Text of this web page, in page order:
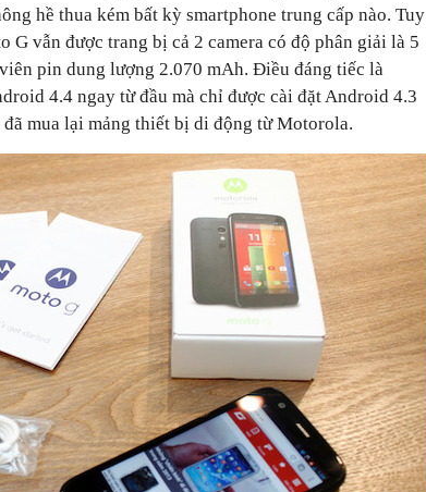
hề thua kém bất kỳ smartphone trung cấp nào. Tuy
G vẫn được trang bị cả 2 camera có độ phân giải là 5
pin dung lượng 2.070 mAh. Điều đáng tiếc là
4.4 ngay từ đầu mà chỉ được cài đặt Android 4.3
mua lại mảng thiết bị di động từ Motorola.